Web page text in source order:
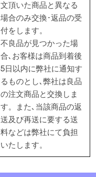
文頂いた商品と異なる
場合のみ交換･返品の受
付をします。
不良品が見つかった場
合､お客様は商品到着後
5日以内に弊社に通知す
るものとし､弊社は良品
の注文商品と交換しま
す。また､当該商品の返
送及び再送に要する送
料などは弊社にて負担
いたします。